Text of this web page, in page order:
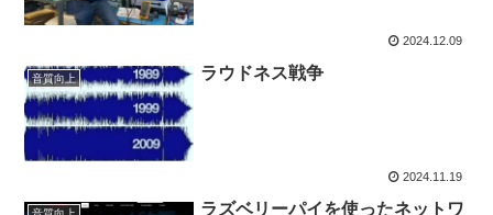
2024.12.09
音質向上 ラウドネス戦争
2024.11.19
ラズベリーパイを使ったネットワ